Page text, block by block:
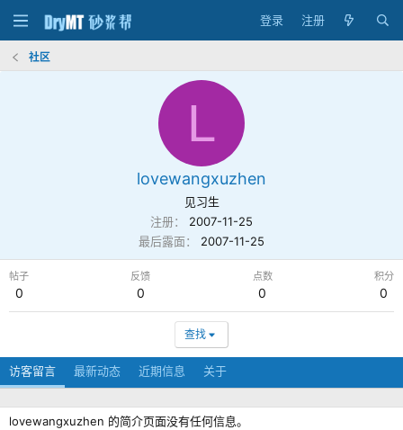
登录 注册
社区
L
lovewangxuzhen
见习生
注册
2007-11-25
最后露面
2007-11-25
帖子
0
反馈
0
点数
0
积分
0
查找
访客留言 最新动态 近期信息 关于
lovewangxuzhen 的简介页面没有任何信息。